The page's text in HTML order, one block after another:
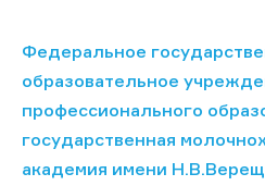
Федеральное
образовательное
профессионального
государственная
академия имени